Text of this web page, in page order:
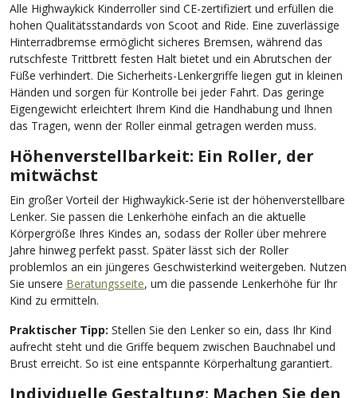
Alle Highwaykick Kinderroller sind CE-zertifiziert und erfüllen die
hohen Qualitätsstandards von Scoot and Ride. Eine zuverlässige
Hinterradbremse ermöglicht sicheres Bremsen, während das
rutschfeste Trittbrett festen Halt bietet und ein Abrutschen der
Füße verhindert. Die Sicherheits-Lenkergriffe liegen gut in kleinen
Händen und sorgen für Kontrolle bei jeder Fahrt. Das geringe
Eigengewicht erleichtert Ihrem Kind die Handhabung und Ihnen
das Tragen, wenn der Roller einmal getragen werden muss.
Höhenverstellbarkeit: Ein Roller, der
mitwächst
Ein großer Vorteil der Highwaykick-Serie ist der höhenverstellbare
Lenker. Sie passen die Lenkerhöhe einfach an die aktuelle
Körpergröße Ihres Kindes an, sodass der Roller über mehrere
Jahre hinweg perfekt passt. Später lässt sich der Roller
problemlos an ein jüngeres Geschwisterkind weitergeben. Nutzen
Sie unsere Beratungsseite, um die passende Lenkerhöhe für Ihr
Kind zu ermitteln.
Praktischer Tipp: Stellen Sie den Lenker so ein, dass Ihr Kind
aufrecht steht und die Griffe bequem zwischen Bauchnabel und
Brust erreicht. So ist eine entspannte Körperhaltung garantiert.